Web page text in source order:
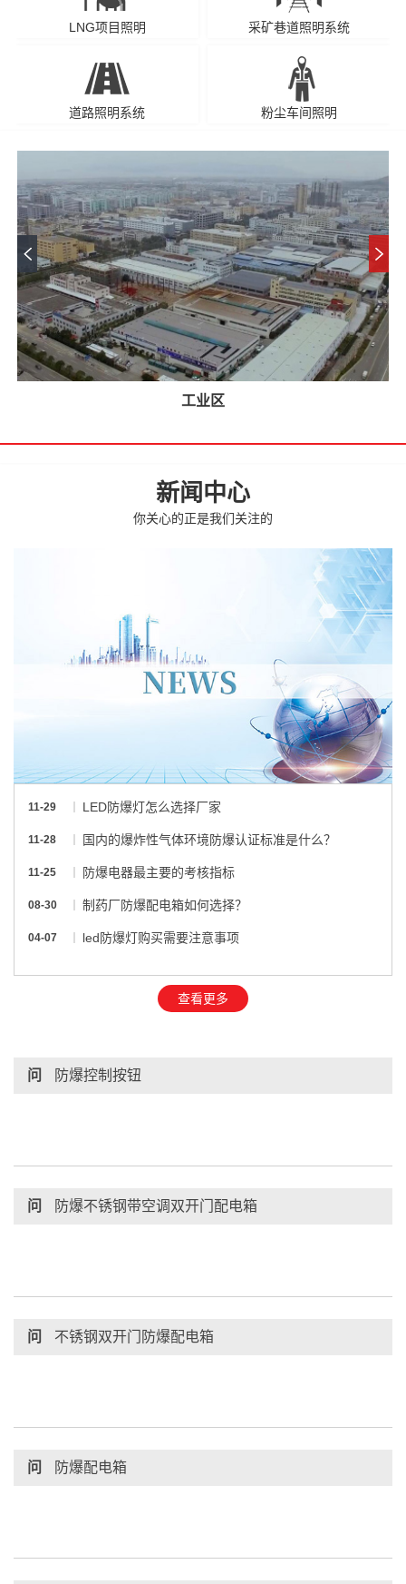
LNG项目照明 采矿巷道照明系统
道路照明系统 粉尘车间照明
工业区
新闻中心
你关心的正是我们关注的
11-29 LED防爆灯怎么选择厂家
11-28 国内的爆炸性气体环境防爆认证标准是什么？
11-25 防爆电器最主要的考核指标
08-30 制药厂防爆配电箱如何选择？
04-07 led防爆灯购买需要注意事项
查看更多
问 防爆控制按钮
问 防爆不锈钢带空调双开门配电箱
问 不锈钢双开门防爆配电箱
问 防爆配电箱